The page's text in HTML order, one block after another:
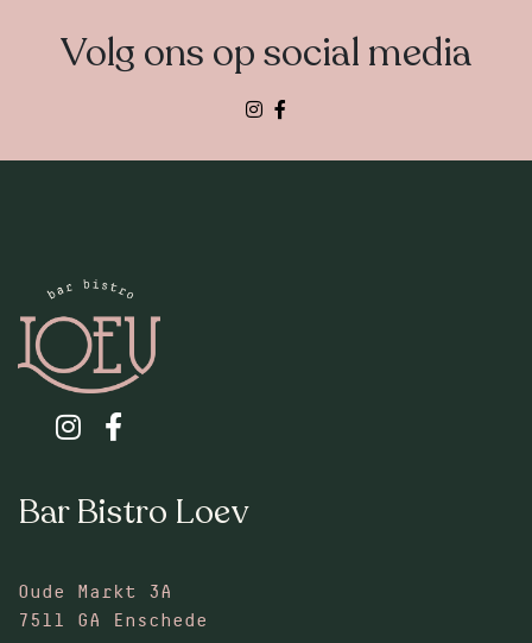
Volg ons op social media
Bar Bistro Loev
Oude Markt 3A
7511 GA Enschede